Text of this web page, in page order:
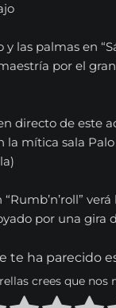
las palmas en
por el
directo de este
la mítica sala
por una gira
te ha parecido
crees que nos